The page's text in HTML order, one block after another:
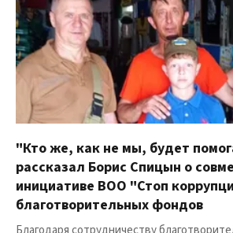
"Кто же, как не мы, будет
рассказал Борис Спицын о
инициативе ВОО "Стоп
благотворительных фондов